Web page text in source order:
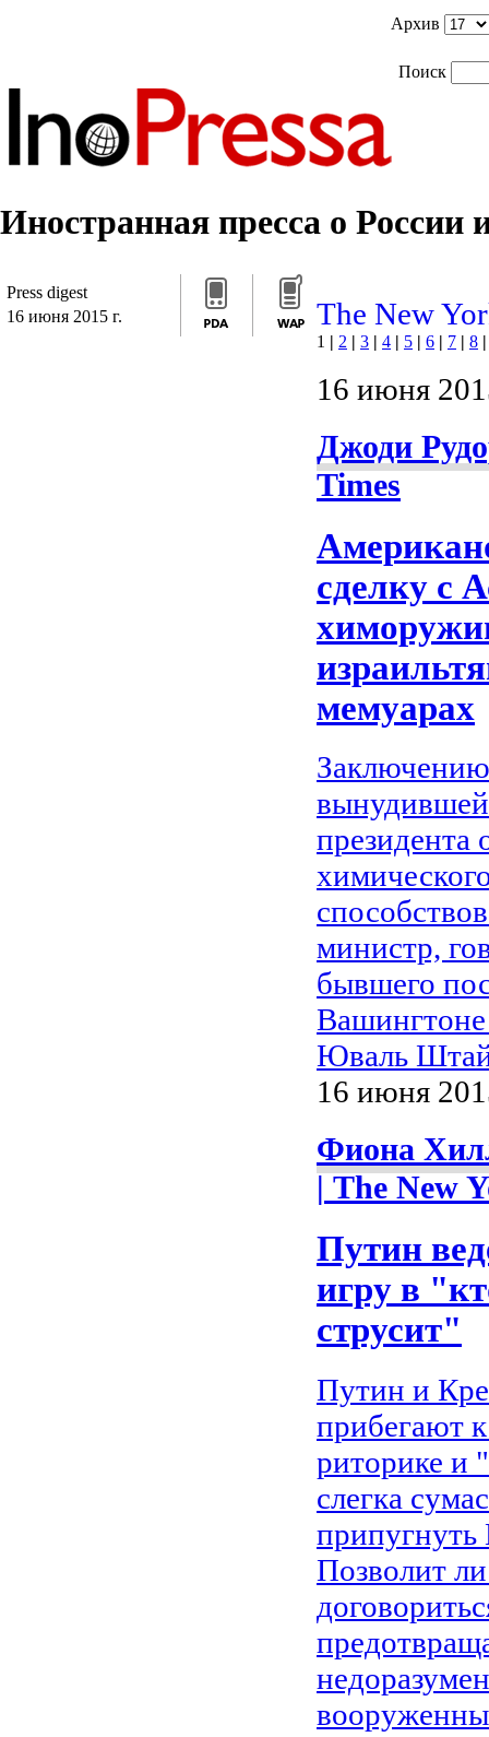
Архив
Поиск
Иностранная пресса о России
Press digest
16 июня 2015 г.
The New
1 | 2 | 3 | 4 | 5 | 6 | 7 | 8 |
16 июня
Джоди
Times
сделку с
мемуарах
президента
министр,
бывшего
Юваль
16 июня
Фиона
| The New
Путин
игру в
струсит"
Путин и
прибегают
риторике и
слегка
Позволит